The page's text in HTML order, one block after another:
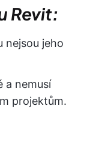
Revit:
nejsou jeho
a nemusí
projektům.